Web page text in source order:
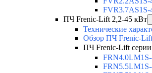
ПЧ Frenic-Lift 2,2-45 кВт
Технические
Обзор ПЧ Frenic-Lift
ПЧ Frenic-Lift